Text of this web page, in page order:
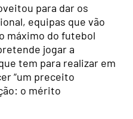
para dar os
equipas que vão
máximo do futebol
jogar a
tem para realizar em
“um preceito
o mérito